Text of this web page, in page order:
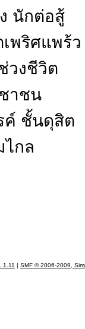
นักต่อสู้
เพริศแพ
วงชีวิต
ะชาชน
ชั้นดุสิต
ยมไกล
| SMF © 2006-2009,